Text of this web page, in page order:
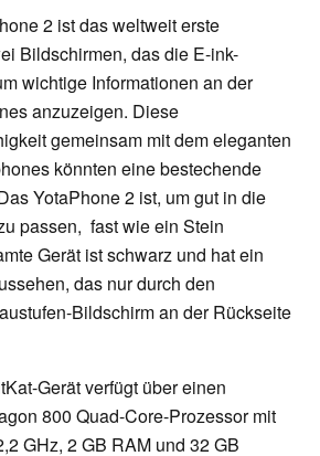
2 ist das weltweit erste
Bildschirmen, das die E-ink-
wichtige Informationen an der
anzuzeigen. Diese
gemeinsam mit dem eleganten
könnten eine bestechende
YotaPhone 2 ist, um gut in die
passen, fast wie ein Stein
Gerät ist schwarz und hat ein
das nur durch den
Bildschirm an der Rückseite
Gerät verfügt über einen
800 Quad-Core-Prozessor mit
GHz, 2 GB RAM und 32 GB